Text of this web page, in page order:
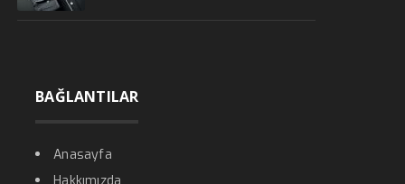
BAĞLANTILAR
Anasayfa